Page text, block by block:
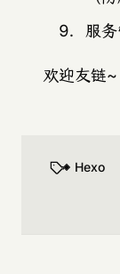
服
欢迎友链~
Hexo